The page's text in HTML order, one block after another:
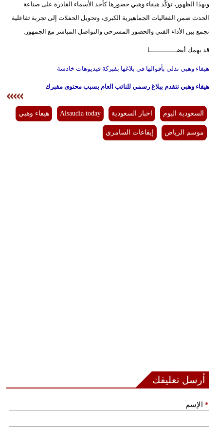
وبهذا الظهور، تؤكّد هيفاء وهبي حضورها كأحد الأسماء القادرة على صناعة
الحدث ضمن الفعاليات الجماهيرية الكبرى، وتحويل الحفلات إلى تجربة تفاعلية
تجمع بين الأداء الفني والحضور المسرحي والتواصل المباشر مع الجمهور.
قد يهمك أيضــــــــــــــا
هيفاء وهبي تدلي بأقوالها في بلاغها بفبركة فيديوهات خادشة
هيفاء وهبي تتقدم ببلاغ رسمي للنائب العام بسبب محتوى مفبرك
السعودية اليوم اخبار السعودية Alsaudia today هيفاء وهبي
موسم الرياض إيقاعات السامري
أرسل تعليقك
الإسم *